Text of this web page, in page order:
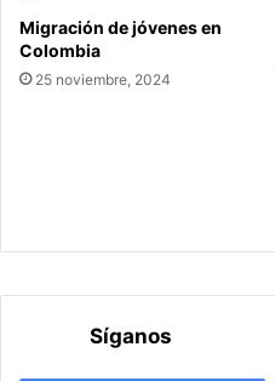
Migración de jóvenes en
Colombia
25 noviembre, 2024
Síganos